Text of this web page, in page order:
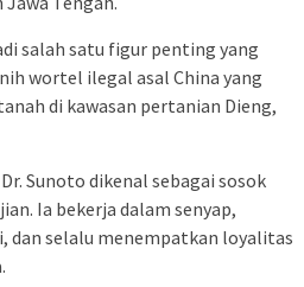
salah satu figur penting yang
wortel ilegal asal China yang
di kawasan pertanian Dieng,
Sunoto dikenal sebagai sosok
Ia bekerja dalam senyap,
dan selalu menempatkan loyalitas